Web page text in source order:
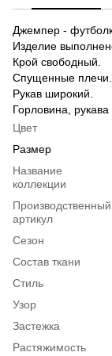
Джемпер -
Изделие
Крой свободный.
Спущенные плечи.
Рукав широкий.
Горловина,
Цвет
Размер
Название
коллекции
Производственный
артикул
Сезон
Состав ткани
Стиль
Узор
Застежка
Растяжимость